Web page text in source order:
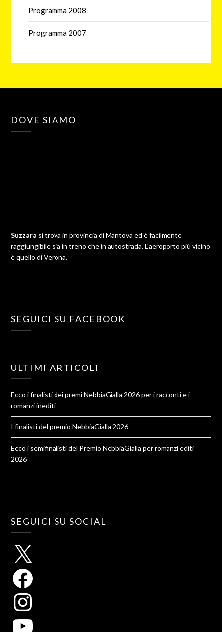
Programma 2008
Programma 2007
DOVE SIAMO
Suzzara si trova in provincia di Mantova ed è facilmente
raggiungibile sia in treno che in autostrada. L'aeroporto più vicino
è quello di Verona.
SEGUICI SU FACEBOOK
ULTIMI ARTICOLI
Ecco i finalisti dei premi NebbiaGialla 2026 per i racconti e i
romanzi inediti
I finalisti del premio NebbiaGialla 2026
Ecco i semifinalisti del Premio NebbiaGialla per romanzi editi
2026
SEGUICI SU SOCIAL